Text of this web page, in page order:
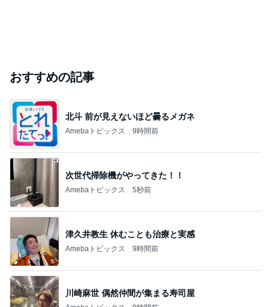
おすすめの記事
北斗 前が見えないほど曇るメガネ
Amebaトピックス 9時間前
次世代掃除機がやってきた！！
Amebaトピックス 5秒前
津久井教生 休むことも治療と実感
Amebaトピックス 9時間前
川崎麻世 偶然仲間が集まる寿司屋